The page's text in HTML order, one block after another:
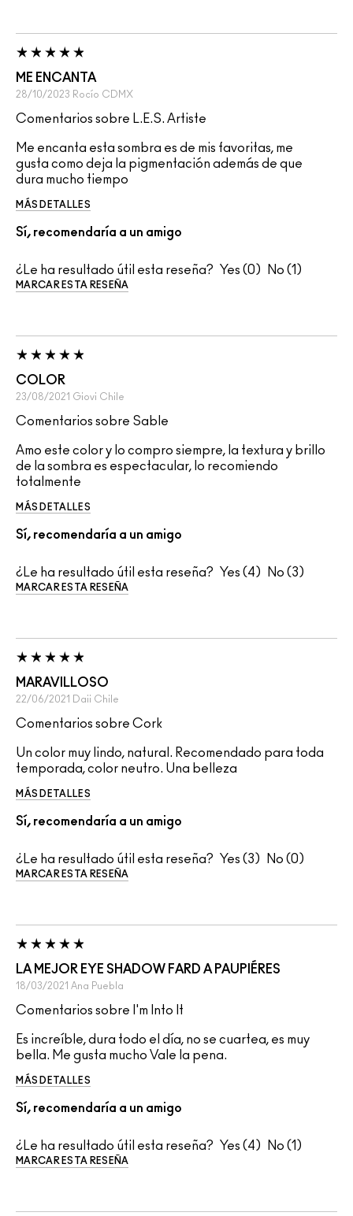
ME ENCANTA
28/10/2023 Rocío CDMX
Comentarios sobre L.E.S. Artiste
Me encanta esta sombra es de mis favoritas, me
gusta como deja la pigmentación además de que
dura mucho tiempo
MÁS DETALLES
Sí, recomendaría a un amigo
¿Le ha resultado útil esta reseña? 0 1
MARCAR ESTA RESEÑA
COLOR
23/08/2021 Giovi Chile
Comentarios sobre Sable
Amo este color y lo compro siempre, la textura y brillo
de la sombra es espectacular, lo recomiendo
totalmente
MÁS DETALLES
Sí, recomendaría a un amigo
¿Le ha resultado útil esta reseña? 4 3
MARCAR ESTA RESEÑA
MARAVILLOSO
22/06/2021 Daii Chile
Comentarios sobre Cork
Un color muy lindo, natural. Recomendado para toda
temporada, color neutro. Una belleza
MÁS DETALLES
Sí, recomendaría a un amigo
¿Le ha resultado útil esta reseña? 3 0
MARCAR ESTA RESEÑA
LA MEJOR EYE SHADOW FARD A PAUPIÉRES
18/03/2021 Ana Puebla
Comentarios sobre I'm Into It
Es increíble, dura todo el día, no se cuartea, es muy
bella. Me gusta mucho Vale la pena.
MÁS DETALLES
Sí, recomendaría a un amigo
¿Le ha resultado útil esta reseña? 4 1
MARCAR ESTA RESEÑA